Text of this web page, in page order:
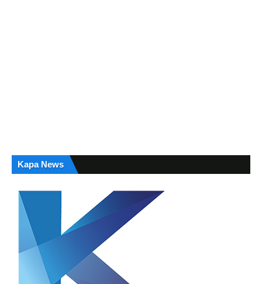
Kapa News